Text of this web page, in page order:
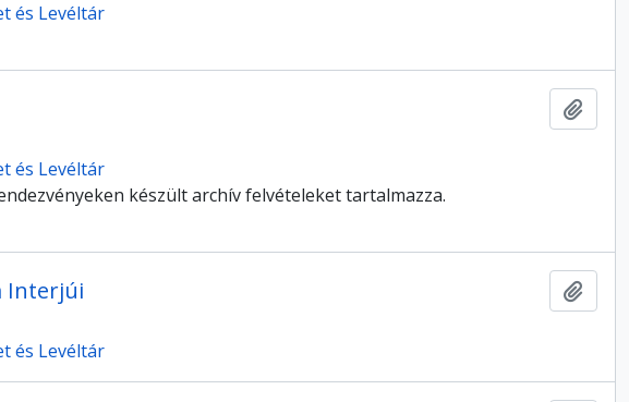
és Levéltár
és Levéltár
készült archív felvételeket tartalmazza.
Interjúi
és Levéltár